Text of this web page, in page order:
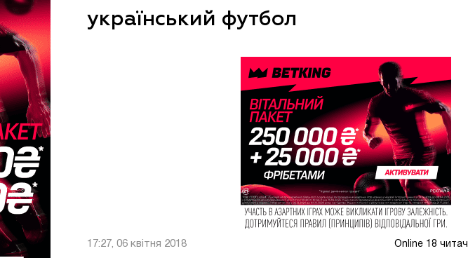
український футбол
17:27, 06 квітня 2018 Online 18